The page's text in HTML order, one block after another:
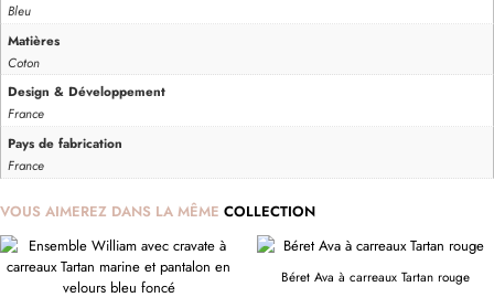
Bleu
Matières
Coton
Design & Développement
France
Pays de fabrication
France
VOUS AIMEREZ DANS LA MÊME COLLECTION
Béret Ava à carreaux Tartan rouge